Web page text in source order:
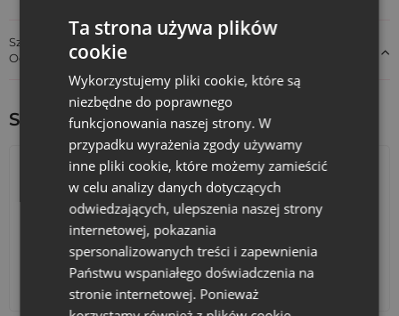
branżowych wydarzeniach - targach, konferencjach i innych
eventach. Przekonaj się, że trwałe, wielorazowe
z logo
to doskonała forma reklamy dla Twojej marki!
Zainwestuj w nasze niezwykłe woreczki z weluru i poczuj
różnicę już od pierwszego dotknięcia.
Szczegóły dotyczące zgodności produktu z przepisami:
Odpowiedzialność za produkt
Sprawdź inne ciekawe produkty:
Kalendarze adwentowe
Ta strona używa plików
cookie
Wykorzystujemy pliki cookie, które są
niezbędne do poprawnego
funkcjonowania naszej strony. W
przypadku wyrażenia zgody używamy
inne pliki cookie, które możemy zamieścić
w celu analizy danych dotyczących
odwiedzających, ulepszenia naszej strony
internetowej, pokazania
spersonalizowanych treści i zapewnienia
Państwu wspaniałego doświadczenia na
stronie internetowej. Ponieważ